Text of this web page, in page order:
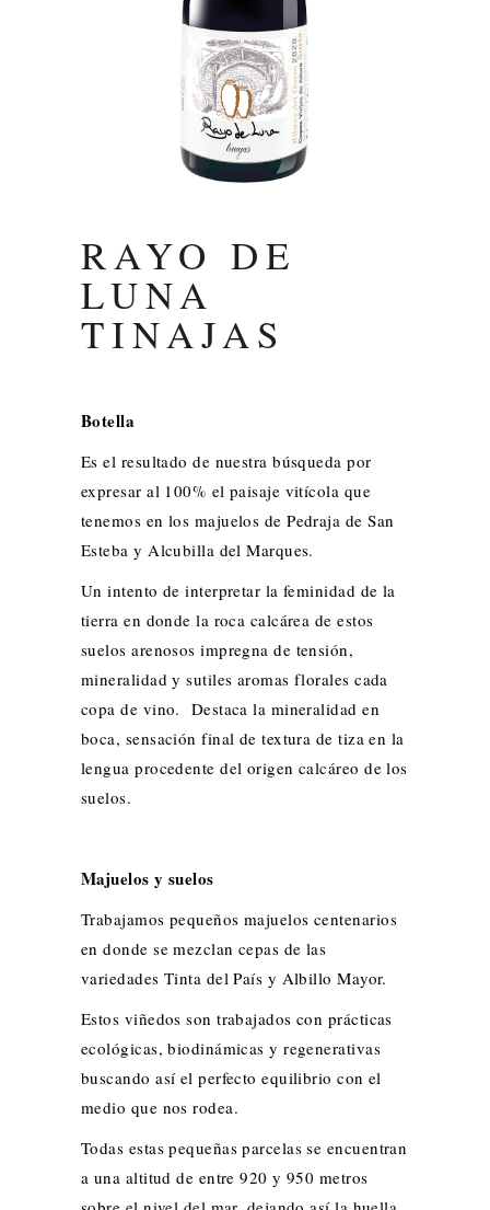
RAYO DE
LUNA
TINAJAS
Botella
Es el resultado de nuestra búsqueda por
expresar al 100% el paisaje vitícola que
tenemos en los majuelos de Pedraja de San
Esteba y Alcubilla del Marques.
Un intento de interpretar la feminidad de la
tierra en donde la roca calcárea de estos
suelos arenosos impregna de tensión,
mineralidad y sutiles aromas florales cada
copa de vino. Destaca la mineralidad en
boca, sensación final de textura de tiza en la
lengua procedente del origen calcáreo de los
suelos.
Majuelos y suelos
Trabajamos pequeños majuelos centenarios
en donde se mezclan cepas de las
variedades Tinta del País y Albillo Mayor.
Estos viñedos son trabajados con prácticas
ecológicas, biodinámicas y regenerativas
buscando así el perfecto equilibrio con el
medio que nos rodea.
Todas estas pequeñas parcelas se encuentran
a una altitud de entre 920 y 950 metros